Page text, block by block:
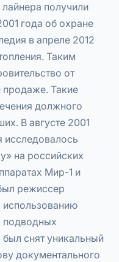
лайнера получили
года об охране
в апреле 2012
Таким
от
продаже. Такие
должного
В августе 2001
исследовалось
на российских
Мир-1 и
режиссер
подводных
снят уникальный
документального